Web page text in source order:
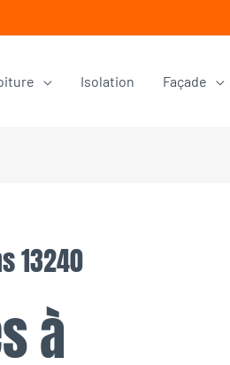
Isolation Façade
13240
à